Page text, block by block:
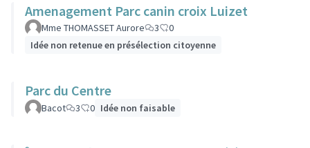
Amenagement Parc canin croix Luizet
Mme THOMASSET Aurore 3
0
Idée non retenue en présélection citoyenne
Parc du Centre
Bacot 3 0 Idée non faisable